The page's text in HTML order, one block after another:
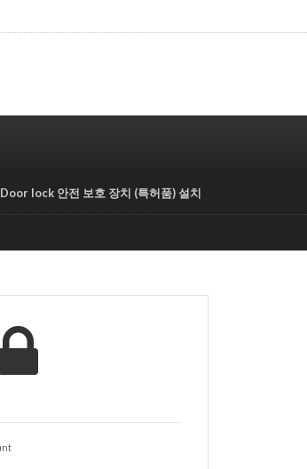
lock 안전 보호 장치 (특허품) 설치